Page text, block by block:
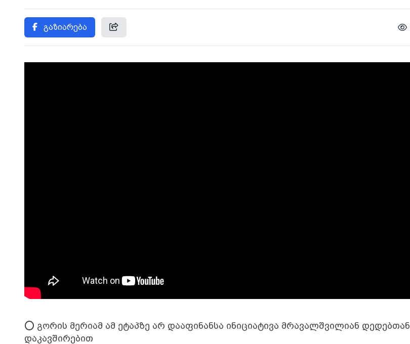
გაზიარება
⭕️ გორის მერიამ ამ ეტაპზე არ დააფინანსა ინიციატივა მრავალშვილიან დედებთან
დაკავშირებით